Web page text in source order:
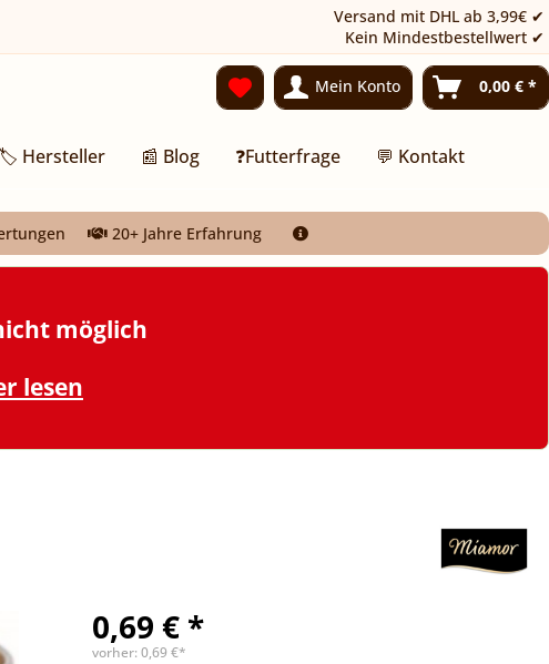
Versand mit DHL ab 3,99€ ✔
Kein Mindestbestellwert ✔
Mein Konto 0,00 € *
🏷️ Hersteller 📰 Blog ❓Futterfrage 💬 Kontakt
20+ Jahre Erfahrung
möglich
lesen
0,69 € *
vorher:0,69 €*